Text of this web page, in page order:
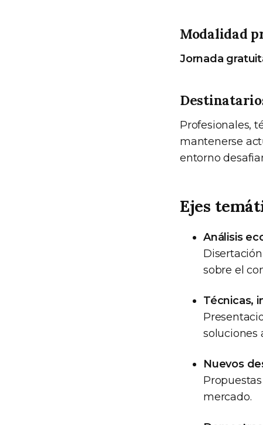
Modalidad
Jornada
Profesionales,
mantenerse
entorno
Ejes
Análisis
sobre el
Técnicas,
soluciones
Nuevos
mercado.